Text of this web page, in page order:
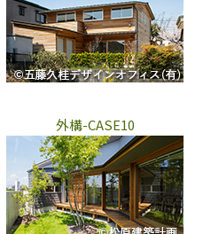
外構-CASE10